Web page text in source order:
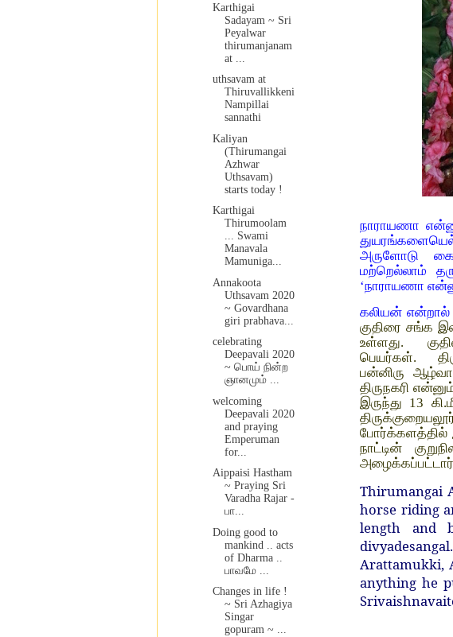
நாராயணா
அருளோடு
மற்றெல்லாம்
‘நாராயணா
கலியன் என்றால்
குதிரை சங்க
உள்ளது.
பெயர்கள்.
பன்னிரு
திருநகரி
இருந்து 13
போர்க்களத்தில்
நாட்டின்
Thirumangai
horse riding
length and
Arattamukki,
anything he
Karthigai
Sadayam ~ Sri
Peyalwar
thirumanjanam
at ...
uthsavam at
Thiruvallikkeni
Nampillai
sannathi
Kaliyan
(Thirumangai
Azhwar
Uthsavam)
starts today !
Karthigai
Thirumoolam
... Swami
Manavala
Mamuniga...
Annakoota
Uthsavam 2020
~ Govardhana
giri prabhava...
celebrating
Deepavali 2020
~ பொய் நின்ற
ஞானமும் ...
welcoming
Deepavali 2020
and praying
Emperuman
for...
Aippaisi Hastham
~ Praying Sri
Varadha Rajar -
பா...
Doing good to
mankind .. acts
of Dharma ..
பாவமே ...
Changes in life !
~ Sri Azhagiya
Singar
gopuram ~ ...